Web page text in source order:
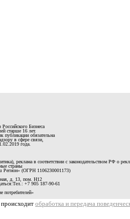
Бизнеса
старше 16 лет.
публикации обязательна
в сфере связи,
года.
реклама в соответствии с законодательством РФ о
страны
Регион» (ОГРН 1106230001173)
д. 13, пом. Н12
+7 905 187-90-61
обработка и передача